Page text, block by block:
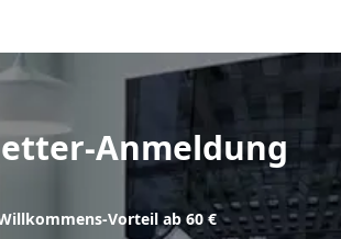
Anmeldung
Vorteil ab 60 €